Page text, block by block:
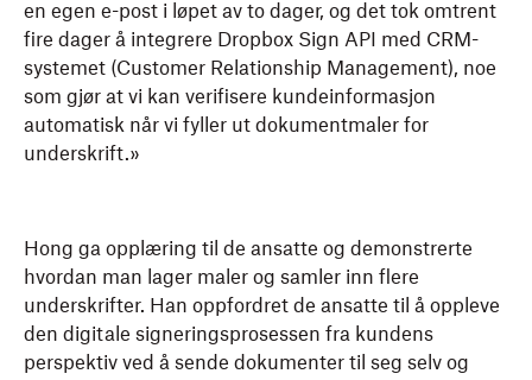
en egen e-post i løpet av to dager, og det tok omtrent
fire dager å integrere Dropbox Sign API med CRM-
systemet (Customer Relationship Management), noe
som gjør at vi kan verifisere kundeinformasjon
automatisk når vi fyller ut dokumentmaler for
underskrift.»
Hong ga opplæring til de ansatte og demonstrerte
hvordan man lager maler og samler inn flere
underskrifter. Han oppfordret de ansatte til å oppleve
den digitale signeringsprosessen fra kundens
perspektiv ved å sende dokumenter til seg selv og